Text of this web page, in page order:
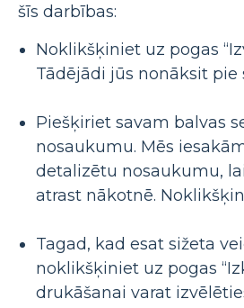
šīs darbības:
Noklikšķiniet uz pogas
Tādējādi jūs nonāksit pie
Piešķiriet savam balvas
nosaukumu. Mēs
detalizētu nosaukumu,
atrast nākotnē.
Tagad, kad esat sižeta
noklikšķiniet uz pogas
drukāšanai varat